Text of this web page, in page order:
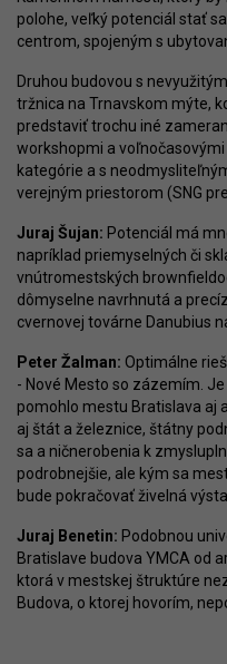
polohe, veľký potenciál stať
centrom, spojeným s
Druhou budovou s
tržnica na Trnavskom mýte,
predstaviť trochu iné
workshopmi a
kategórie a s
verejným priestorom (SNG
Juraj Šujan: Potenciál má
napríklad priemyselných či
vnútromestských
dômyselne navrhnutá a
cvernovej továrne Danubius
Peter Žalman: Optimálne
- Nové Mesto so zázemím.
pomohlo mestu Bratislava aj
aj štát a železnice, štátny
sa a ničnerobenia k
podrobnejšie, ale kým sa
bude pokračovať živelná
Juraj Benetin: Podobnou
Bratislave budova YMCA od
ktorá v mestskej štruktúre
Budova, o ktorej hovorím,